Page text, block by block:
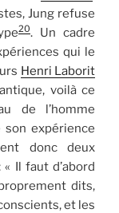
Jung refuse
20. Un cadre
qui le
Henri Laborit
voilà ce
de l’homme
expérience
donc deux
Il faut d’abord
dits,
et les